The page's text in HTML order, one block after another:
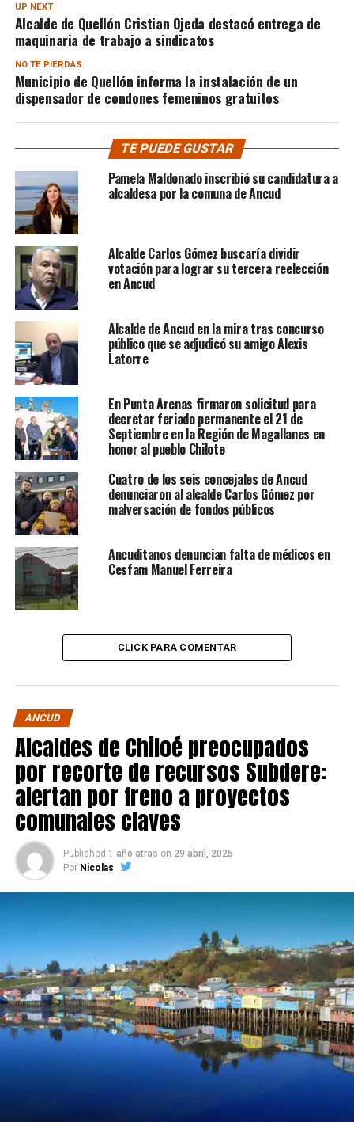
UP NEXT
Alcalde de Quellón Cristian Ojeda destacó entrega de
maquinaria de trabajo a sindicatos
NO TE PIERDAS
Municipio de Quellón informa la instalación de un
dispensador de condones femeninos gratuitos
TE PUEDE GUSTAR
Pamela Maldonado inscribió su candidatura a
alcaldesa por la comuna de Ancud
Alcalde Carlos Gómez buscaría dividir
votación para lograr su tercera reelección
en Ancud
Alcalde de Ancud en la mira tras concurso
público que se adjudicó su amigo Alexis
Latorre
En Punta Arenas firmaron solicitud para
decretar feriado permanente el 21 de
Septiembre en la Región de Magallanes en
honor al pueblo Chilote
Cuatro de los seis concejales de Ancud
denunciaron al alcalde Carlos Gómez por
malversación de fondos públicos
Ancuditanos denuncian falta de médicos en
Cesfam Manuel Ferreira
CLICK PARA COMENTAR
ANCUD
Alcaldes de Chiloé preocupados
por recorte de recursos Subdere:
alertan por freno a proyectos
comunales claves
Published 1 año atras on 29 abril, 2025
Por Nicolas